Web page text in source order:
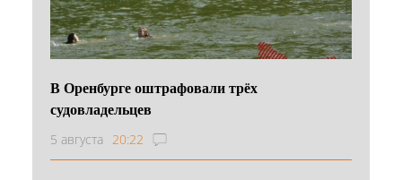
В Оренбурге оштрафовали трёх
судовладельцев
5 августа 20:22